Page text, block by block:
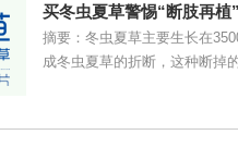
买冬虫夏草警惕“断肢再植”
摘要：冬虫夏草主要生长在
成冬虫夏草的折断，这种断掉